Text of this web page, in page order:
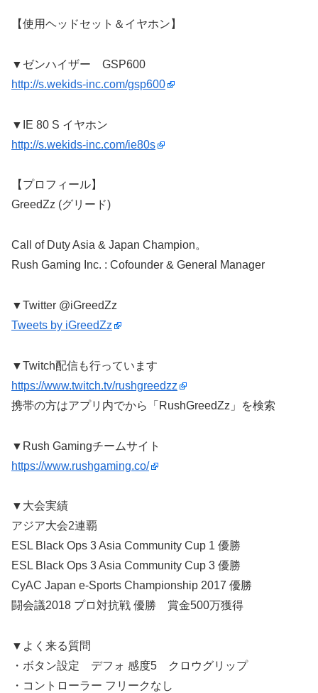
【使用ヘッドセット＆イヤホン】
▼ゼンハイザー GSP600
http://s.wekids-inc.com/gsp600
▼IE 80 S イヤホン
http://s.wekids-inc.com/ie80s
【プロフィール】
GreedZz (グリード)
Call of Duty Asia & Japan Champion。
Rush Gaming Inc. : Cofounder & General Manager
▼Twitter @iGreedZz
Tweets by iGreedZz
▼Twitch配信も行っています
https://www.twitch.tv/rushgreedzz
携帯の方はアプリ内でから「RushGreedZz」を検索
▼Rush Gamingチームサイト
https://www.rushgaming.co/
▼大会実績
アジア大会2連覇
ESL Black Ops 3 Asia Community Cup 1 優勝
ESL Black Ops 3 Asia Community Cup 3 優勝
CyAC Japan e-Sports Championship 2017 優勝
闘会議2018 プロ対抗戦 優勝 賞金500万獲得
▼よく来る質問
・ボタン設定 デフォ 感度5 クロウグリップ
・コントローラー フリークなし